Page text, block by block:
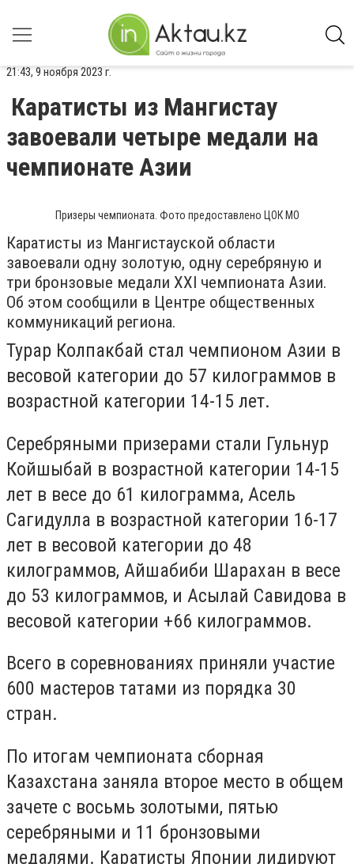
21:43, 9 ноября 2023 г.
Каратисты из Мангистау
завоевали четыре медали на
чемпионате Азии
Призеры чемпионата. Фото предоставлено ЦОК МО
Каратисты из Мангистауской области
завоевали одну золотую, одну серебряную и
три бронзовые медали XXI чемпионата Азии.
Об этом сообщили в Центре общественных
коммуникаций региона.
Турар Колпакбай стал чемпионом Азии в
весовой категории до 57 килограммов в
возрастной категории 14-15 лет.
Серебряными призерами стали Гульнур
Койшыбай в возрастной категории 14-15
лет в весе до 61 килограмма, Асель
Сагидулла в возрастной категории 16-17
лет в весовой категории до 48
килограммов, Айшабиби Шарахан в весе
до 53 килограммов, и Асылай Савидова в
весовой категории +66 килограммов.
Всего в соревнованиях приняли участие
600 мастеров татами из порядка 30
стран.
По итогам чемпионата сборная
Казахстана заняла второе место в общем
зачете с восьмь золотыми, пятью
серебряными и 11 бронзовыми
медалями. Каратисты Японии лидируют